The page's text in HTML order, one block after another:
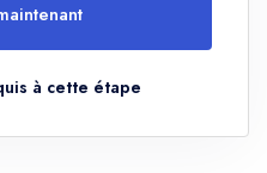
à cette étape